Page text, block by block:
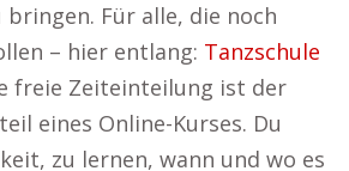
bringen. Für alle, die noch
– hier entlang: Tanzschule
freie Zeiteinteilung ist der
eines Online-Kurses. Du
zu lernen, wann und wo es